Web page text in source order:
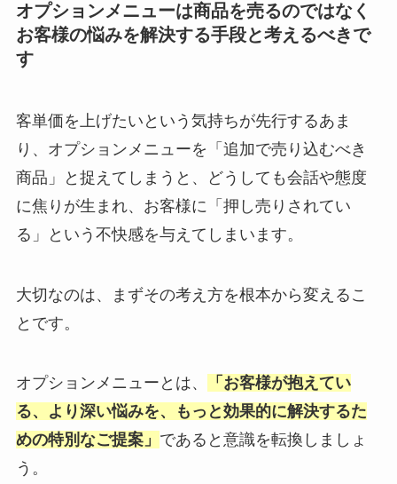
オプションメニューは商品を売るのではなく
お客様の悩みを解決する手段と考えるべきで
す
客単価を上げたいという気持ちが先行するあま
り、オプションメニューを「追加で売り込むべき
商品」と捉えてしまうと、どうしても会話や態度
に焦りが生まれ、お客様に「押し売りされてい
る」という不快感を与えてしまいます。
大切なのは、まずその考え方を根本から変えるこ
とです。
オプションメニューとは、
「お客様が抱えてい
る、より深い悩みを、もっと効果的に解決するた
めの特別なご提案」 であると意識を転換しましょ
う。